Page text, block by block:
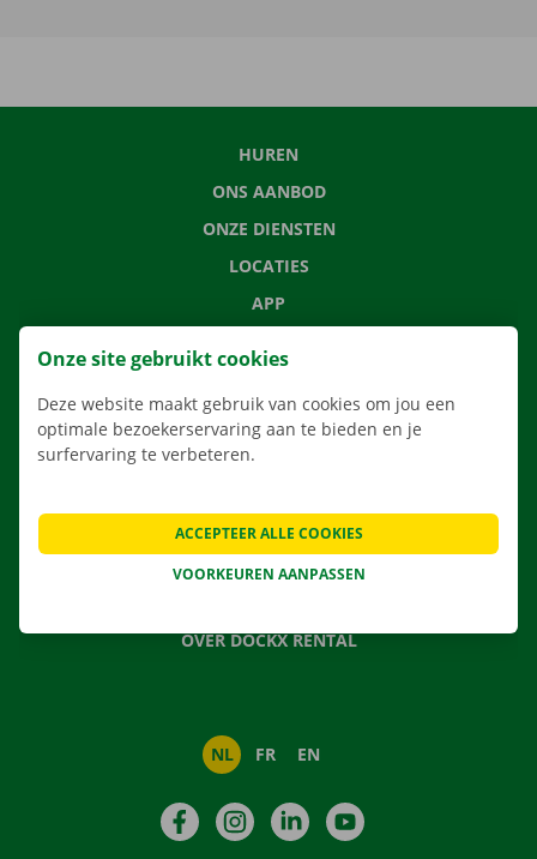
HUREN
ONS AANBOD
ONZE DIENSTEN
LOCATIES
APP
CONTACTEER ONS
NIEUWS
CADEAUBON
OVER DOCKX RENTAL
NL FR EN
FacebookInstagramLinkedIn
Onze site gebruikt cookies
Deze website maakt gebruik van cookies om jou een
optimale bezoekerservaring aan te bieden en je
surfervaring te verbeteren.
VOORKEUREN AANPASSEN
ACCEPTEER ALLE COOKIES